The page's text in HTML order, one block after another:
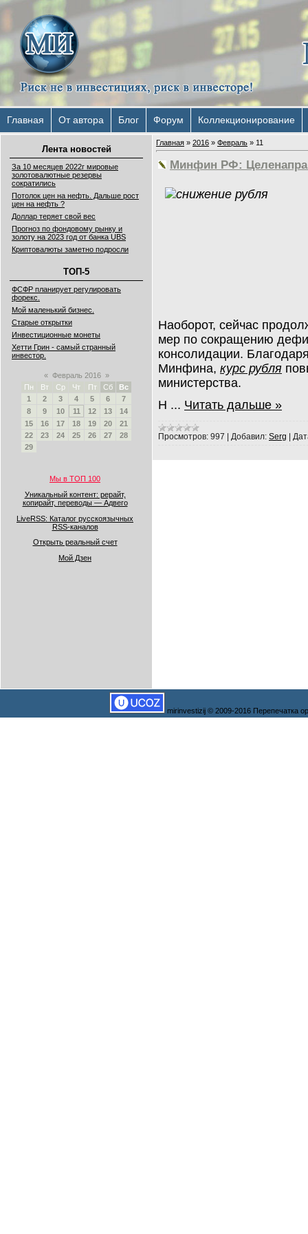
Главная От автора Блог Форум Коллекционирование
Лента новостей
За 10 месяцев 2022г мировые
золотовалютные резервы
сократились
Потолок цен на нефть. Дальше рост
цен на нефть ?
Доллар теряет свой вес
Прогноз по фондовому рынку и
золоту на 2023 год от банка UBS
Криптовалюты заметно подросли
ТОП-5
ФСФР планирует регулировать
форекс.
Мой маленький бизнес.
Старые открытки
Инвестиционные монеты
Хетти Грин - самый странный
инвестор.
« Февраль 2016 »
Пн
Вт Ср Чт Пт Сб
Вс
1
2 3 4 5 6
7
8
9 10 11 12 13
14
15
16 17 18 19 20
21
22
23 24 25 26 27
28
29
Мы в ТОП 100
Уникальный контент: рерайт,
копирайт, переводы — Адвего
LiveRSS: Каталог русскоязычных
RSS-каналов
Открыть реальный счет
Мой Дзен
Главная » 2016 » Февраль » 11
Минфин РФ:
Наоборот, сейчас
мер по сокращению
консолидации.
Минфина, курс рубля
министерства.
Н ... Читать дальше »
Просмотров: 997 Добавил: Serg
mirinvestizij © 2009-2016 Перепечатка